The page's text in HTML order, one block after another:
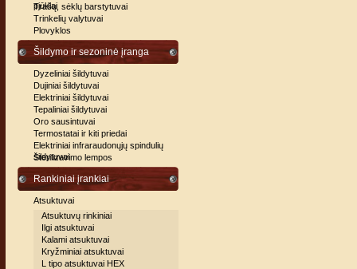
pjūklai
Trašų, sėklų barstytuvai
Trinkelių valytuvai
Plovyklos
Šildymo ir sezoninė įranga
Dyzeliniai šildytuvai
Dujiniai šildytuvai
Elektriniai šildytuvai
Tepaliniai šildytuvai
Oro sausintuvai
Termostatai ir kiti priedai
Elektriniai infraraudonųjų spindulių
šildytuvai
Sterilizavimo lempos
Rankiniai įrankiai
Atsuktuvai
Atsuktuvų rinkiniai
Ilgi atsuktuvai
Kalami atsuktuvai
Kryžminiai atsuktuvai
L tipo atsuktuvai HEX